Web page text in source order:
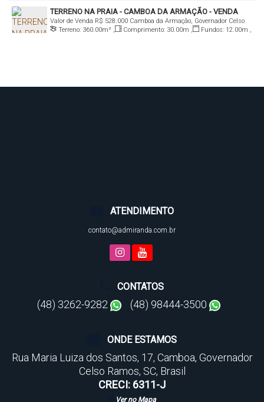
TERRENO NA PRAIA - CAMBOA DA ARMAÇÃO - VENDA
R$ 528.000
Valor de Venda
Camboa da Armação, Governador Celso
Ramos, Santa Catarina, Brasil
Terreno: 360.00m² , Comprimento: 30.00m , Fundos: 12.00m ,
ATENDIMENTO
contato@admiranda.com.br
CONTATOS
(48) 3262-9282 (48) 98444-3500
ONDE ESTAMOS
Rua Maria Luiza dos Santos, 17, Camboa, Governador
Celso Ramos, SC, Brasil
CRECI: 6311-J
Ver no Mapa